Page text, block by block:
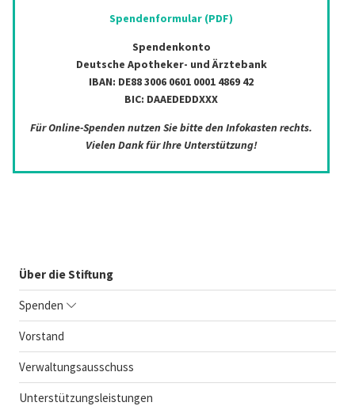
Spendenformular (PDF)
Spendenkonto
Deutsche Apotheker- und Ärztebank
IBAN: DE88 3006 0601 0001 4869 42
BIC: DAAEDEDDXXX
Für Online-Spenden nutzen Sie bitte den Infokasten rechts.
Vielen Dank für Ihre Unterstützung!
Über die Stiftung
Spenden
Vorstand
Verwaltungsausschuss
Unterstützungsleistungen